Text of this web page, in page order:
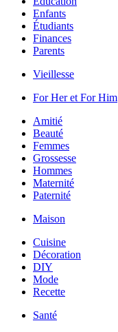
Enfants
Étudiants
Finances
Parents
Vieillesse
For Her et For Him
Amitié
Beauté
Femmes
Grossesse
Hommes
Maternité
Paternité
Maison
Cuisine
Décoration
DIY
Mode
Recette
Santé